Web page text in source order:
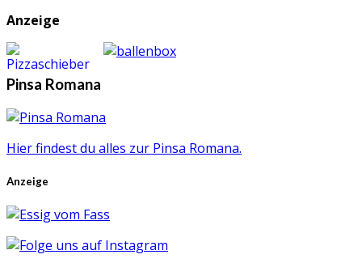
Anzeige
Pinsa Romana
Hier findest du alles zur Pinsa Romana.
Anzeige